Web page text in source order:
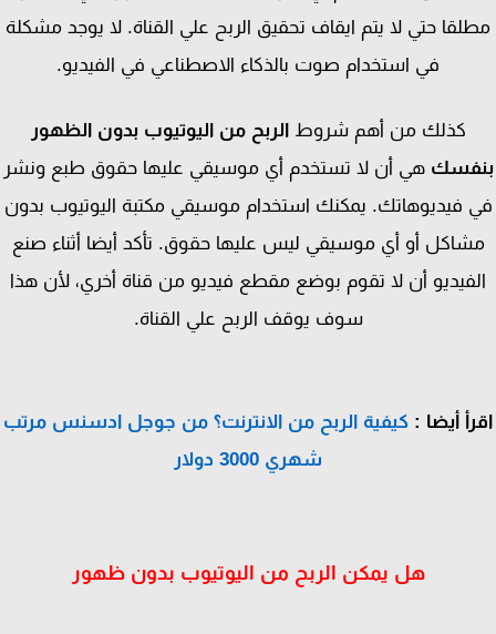
حتي لا يتم ايقاف تحقيق الربح علي القناة. لا يوجد مشكلة
في استخدام صوت بالذكاء الاصطناعي في الفيديو.
كذلك من أهم شروطالربح من اليوتيوب بدون الظهور
هي أن لا تستخدم أي موسيقي عليها حقوق طبع ونشر
فيديوهاتك. يمكنك استخدام موسيقي مكتبة اليوتيوب بدون
أو أي موسيقي ليس عليها حقوق. تأكد أيضا أثناء صنع
أن لا تقوم بوضع مقطع فيديو من قناة أخري، لأن هذا
سوف يوقف الربح علي القناة.
أيضا :كيفية الربح من الانترنت؟ من جوجل ادسنس مرتب
شهري 3000 دولار
هل يمكن الربح من اليوتيوب بدون ظهور